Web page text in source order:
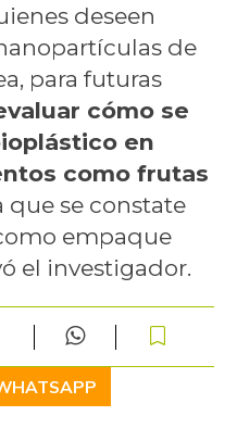
deseen
de
para futuras
cómo se
en
como frutas
que se constate
empaque
el investigador.